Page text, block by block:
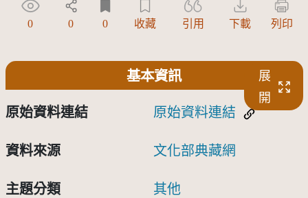
0 0 0 收藏 引用 下載 列印
基本資訊
展
開
原始資料連結 原始資料連結
資料來源 文化部典藏網
主題分類 其他